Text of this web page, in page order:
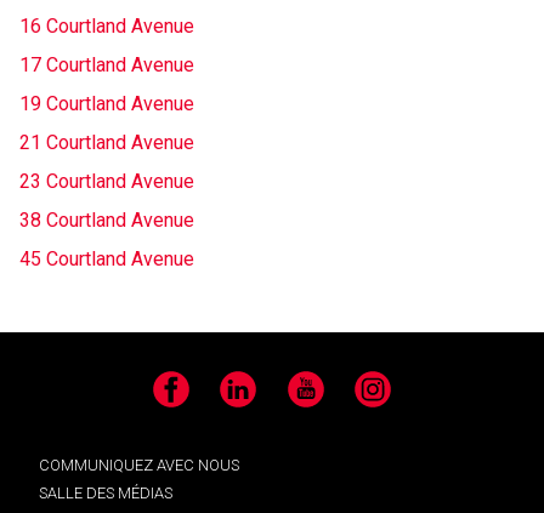
16 Courtland Avenue
17 Courtland Avenue
19 Courtland Avenue
21 Courtland Avenue
23 Courtland Avenue
38 Courtland Avenue
45 Courtland Avenue
Facebook LinkedIn YouTube Instagram
COMMUNIQUEZ AVEC NOUS
SALLE DES MÉDIAS